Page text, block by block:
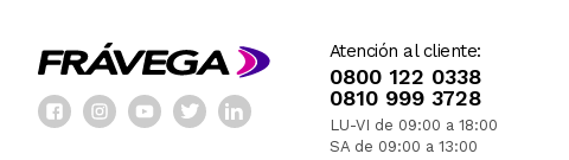
Atención al cliente:
0800 122 0338
0810 999 3728
LU-VI de 09:00 a 18:00
SA de 09:00 a 13:00